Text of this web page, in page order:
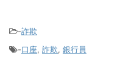
-詐欺
-口座, 詐欺, 銀行員